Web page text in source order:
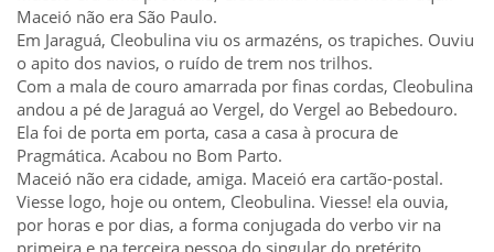
Maceió não era São Paulo.
Em Jaraguá, Cleobulina viu os armazéns, os trapiches. Ouviu
o apito dos navios, o ruído de trem nos trilhos.
Com a mala de couro amarrada por finas cordas, Cleobulina
andou a pé de Jaraguá ao Vergel, do Vergel ao Bebedouro.
Ela foi de porta em porta, casa a casa à procura de
Pragmática. Acabou no Bom Parto.
Maceió não era cidade, amiga. Maceió era cartão-postal.
Viesse logo, hoje ou ontem, Cleobulina. Viesse! ela ouvia,
por horas e por dias, a forma conjugada do verbo vir na
primeira e na terceira pessoa do singular do pretérito